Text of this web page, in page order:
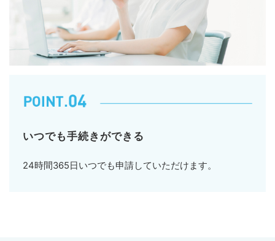
いつでも手続きができる
24時間365日いつでも申請していただけます。